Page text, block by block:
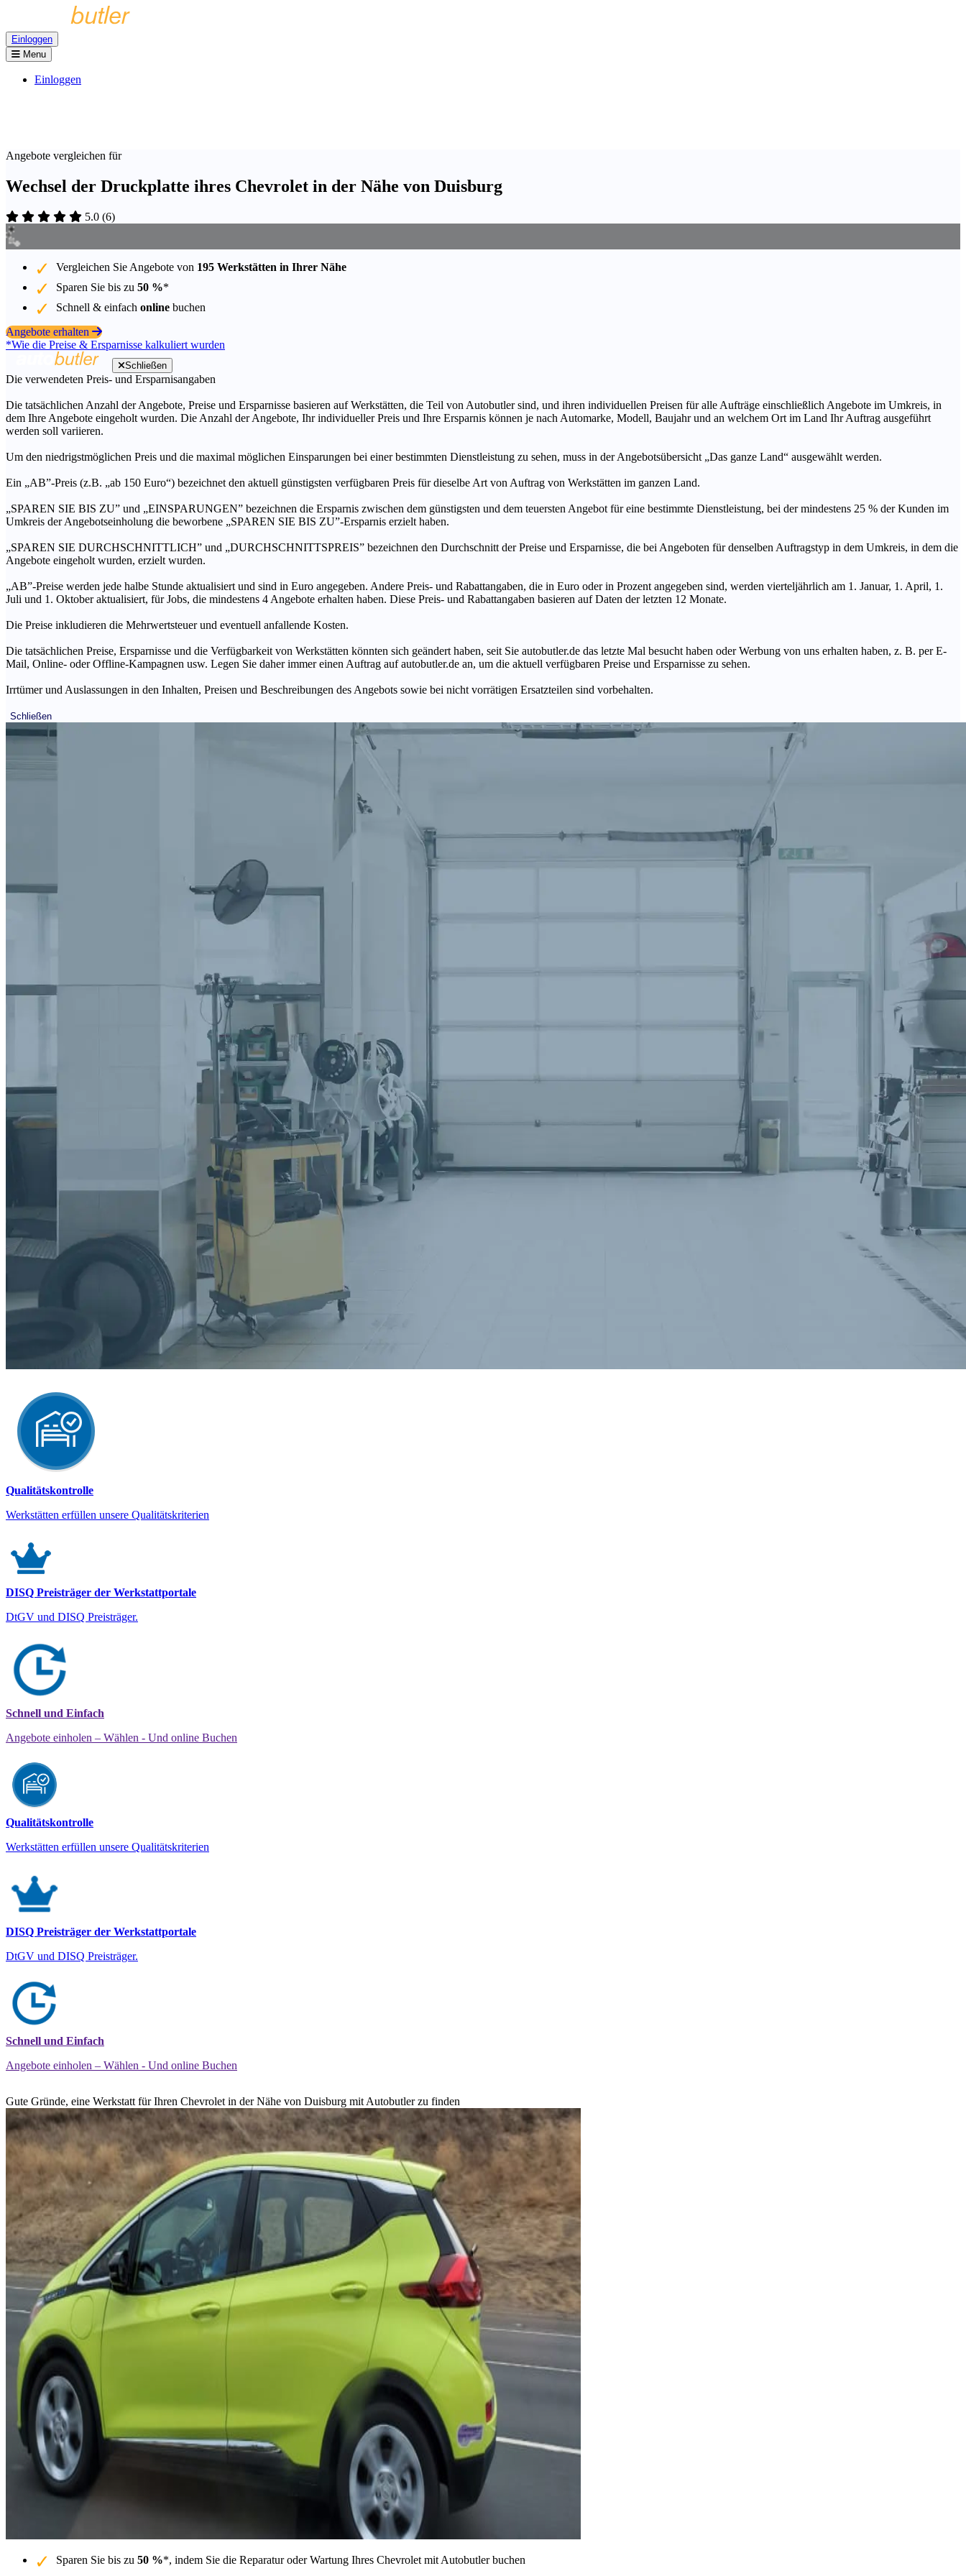
Einloggen
Menu
Einloggen
Angebote vergleichen für
Wechsel der Druckplatte ihres Chevrolet in der Nähe von Duisburg
5.0 (6)
Vergleichen Sie Angebote von 195 Werkstätten in Ihrer Nähe
Sparen Sie bis zu 50 %*
Schnell & einfach online buchen
Angebote erhalten
*Wie die Preise & Ersparnisse kalkuliert wurden
Schließen
Die verwendeten Preis- und Ersparnisangaben
Die tatsächlichen Anzahl der Angebote, Preise und Ersparnisse basieren auf Werkstätten, die Teil von Autobutler sind, und ihren individuellen Preisen für alle Aufträge einschließlich Angebote im Umkreis, in
dem Ihre Angebote eingeholt wurden. Die Anzahl der Angebote, Ihr individueller Preis und Ihre Ersparnis können je nach Automarke, Modell, Baujahr und an welchem Ort im Land Ihr Auftrag ausgeführt
werden soll variieren.
Um den niedrigstmöglichen Preis und die maximal möglichen Einsparungen bei einer bestimmten Dienstleistung zu sehen, muss in der Angebotsübersicht „Das ganze Land“ ausgewählt werden.
Ein „AB”-Preis (z.B. „ab 150 Euro“) bezeichnet den aktuell günstigsten verfügbaren Preis für dieselbe Art von Auftrag von Werkstätten im ganzen Land.
„SPAREN SIE BIS ZU” und „EINSPARUNGEN” bezeichnen die Ersparnis zwischen dem günstigsten und dem teuersten Angebot für eine bestimmte Dienstleistung, bei der mindestens 25 % der Kunden im
Umkreis der Angebotseinholung die beworbene „SPAREN SIE BIS ZU”-Ersparnis erzielt haben.
„SPAREN SIE DURCHSCHNITTLICH” und „DURCHSCHNITTSPREIS” bezeichnen den Durchschnitt der Preise und Ersparnisse, die bei Angeboten für denselben Auftragstyp in dem Umkreis, in dem die
Angebote eingeholt wurden, erzielt wurden.
„AB”-Preise werden jede halbe Stunde aktualisiert und sind in Euro angegeben. Andere Preis- und Rabattangaben, die in Euro oder in Prozent angegeben sind, werden vierteljährlich am 1. Januar, 1. April, 1.
Juli und 1. Oktober aktualisiert, für Jobs, die mindestens 4 Angebote erhalten haben. Diese Preis- und Rabattangaben basieren auf Daten der letzten 12 Monate.
Die Preise inkludieren die Mehrwertsteuer und eventuell anfallende Kosten.
Die tatsächlichen Preise, Ersparnisse und die Verfügbarkeit von Werkstätten könnten sich geändert haben, seit Sie autobutler.de das letzte Mal besucht haben oder Werbung von uns erhalten haben, z. B. per E-
Mail, Online- oder Offline-Kampagnen usw. Legen Sie daher immer einen Auftrag auf autobutler.de an, um die aktuell verfügbaren Preise und Ersparnisse zu sehen.
Irrtümer und Auslassungen in den Inhalten, Preisen und Beschreibungen des Angebots sowie bei nicht vorrätigen Ersatzteilen sind vorbehalten.
Schließen
Qualitätskontrolle
Werkstätten erfüllen unsere Qualitätskriterien
DISQ Preisträger der Werkstattportale
DtGV und DISQ Preisträger.
Schnell und Einfach
Angebote einholen – Wählen - Und online Buchen
Qualitätskontrolle
Werkstätten erfüllen unsere Qualitätskriterien
DISQ Preisträger der Werkstattportale
DtGV und DISQ Preisträger.
Schnell und Einfach
Angebote einholen – Wählen - Und online Buchen
Gute Gründe, eine Werkstatt für Ihren Chevrolet in der Nähe von Duisburg mit Autobutler zu finden
Sparen Sie bis zu 50 %*, indem Sie die Reparatur oder Wartung Ihres Chevrolet mit Autobutler buchen